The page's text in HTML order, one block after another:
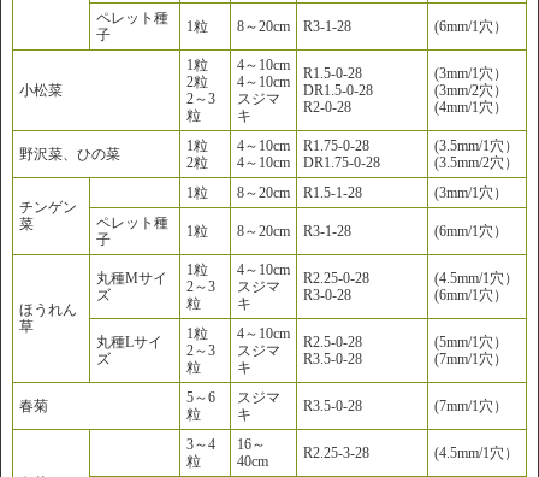
ペレット種
子
1粒 8～20cm R3-1-28 (6mm/1穴）
小松菜
1粒
2粒
2～3
粒
4～10cm
4～10cm
スジマ
キ
R1.5-0-28
DR1.5-0-28
R2-0-28
(3mm/1穴）
(3mm/2穴）
(4mm/1穴）
野沢菜、ひの菜
1粒
2粒
4～10cm
4～10cm
R1.75-0-28
DR1.75-0-28
(3.5mm/1穴）
(3.5mm/2穴）
チンゲン
菜
1粒 8～20cm R1.5-1-28
(3mm/1穴）
ペレット種
子
1粒 8～20cm R3-1-28 (6mm/1穴）
ほうれん
草
丸種Mサイ
ズ
1粒
2～3
粒
4～10cm
スジマ
キ
R2.25-0-28
R3-0-28
(4.5mm/1穴）
(6mm/1穴）
丸種Lサイ
ズ
1粒
2～3
粒
4～10cm
スジマ
キ
R2.5-0-28
R3.5-0-28
(5mm/1穴）
(7mm/1穴）
春菊
5～6
粒
スジマ
キ
R3.5-0-28 (7mm/1穴）
3～4
粒
16～
40cm
R2.25-3-28 (4.5mm/1穴）